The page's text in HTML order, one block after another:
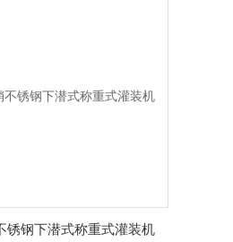
锈钢下潜式称重式灌装机